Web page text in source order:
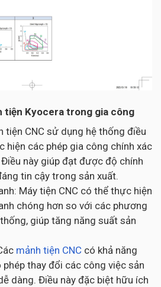
tiện Kyocera trong gia công
tiện CNC sử dụng hệ thống điều
hiện các phép gia công chính xác
này giúp đạt được độ chính
tin cậy trong sản xuất.
Máy tiện CNC có thể thực hiện
chóng hơn so với các phương
giúp tăng năng suất sản
mảnh tiện CNC có khả năng
thay đổi các công việc sản
dàng. Điều này đặc biệt hữu ích